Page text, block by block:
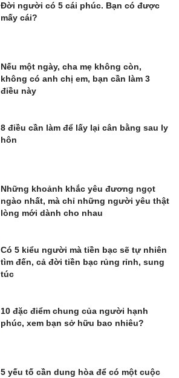
Đời người có 5 cái phúc. Bạn có được
mấy cái?
Nếu một ngày, cha mẹ không còn,
không có anh chị em, bạn cần làm 3
điều này
8 điều cần làm để lấy lại cân bằng sau ly
hôn
Những khoảnh khắc yêu đương ngọt
ngào nhất, mà chỉ những người yêu thật
lòng mới dành cho nhau
Có 5 kiểu người mà tiền bạc sẽ tự nhiên
tìm đến, cả đời tiền bạc rủng rỉnh, sung
túc
10 đặc điểm chung của người hạnh
phúc, xem bạn sở hữu bao nhiêu?
5 yếu tố cần dung hòa để có một cuộc